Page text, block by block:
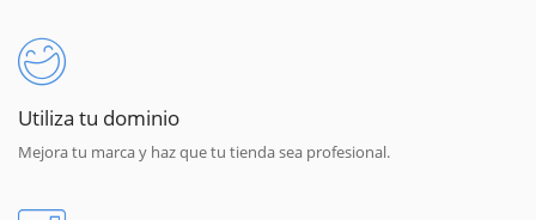
Utiliza tu dominio
Mejora tu marca y haz que tu tienda sea profesional.